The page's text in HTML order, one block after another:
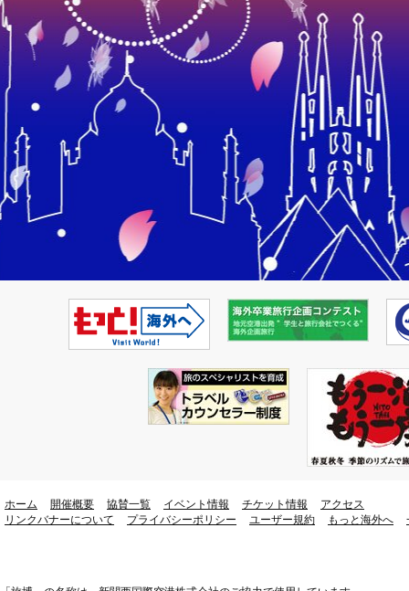
ホーム 開催概要 協賛一覧 イベント情報 チケット情報
アクセス
リンクバナーについて
プライバシーポリシー ユーザー規約 もっと海外へ